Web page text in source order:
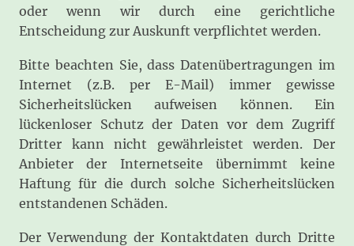
oder wenn wir durch eine gerichtliche
Entscheidung zur Auskunft verpflichtet werden.
Bitte beachten Sie, dass Datenübertragungen im
Internet (z.B. per E-Mail) immer gewisse
Sicherheitslücken aufweisen können. Ein
lückenloser Schutz der Daten vor dem Zugriff
Dritter kann nicht gewährleistet werden. Der
Anbieter der Internetseite übernimmt keine
Haftung für die durch solche Sicherheitslücken
entstandenen Schäden.
Der Verwendung der Kontaktdaten durch Dritte